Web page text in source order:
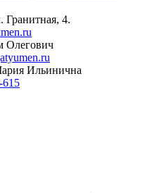
Гранитная, 4.
Олегович
Ильинична
615